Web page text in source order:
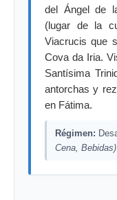
del Ángel de
(lugar de la
Viacrucis que
Cova da Iria.
Santísima
antorchas y
en Fátima.
Régimen:
Cena, Bebidas)